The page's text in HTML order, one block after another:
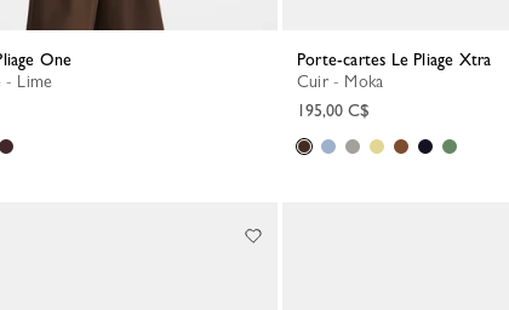
One
- Lime
Porte-cartes Le Pliage Xtra
Cuir - Moka
195,00 C$